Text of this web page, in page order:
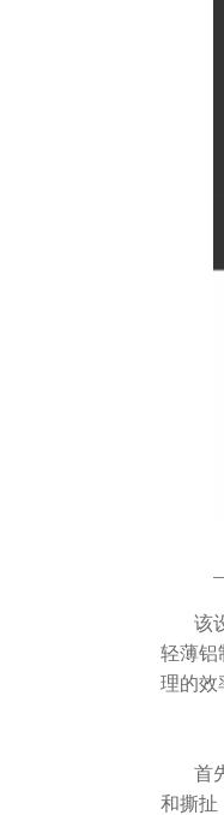
该
轻薄铝
理的效
首
和撕扯